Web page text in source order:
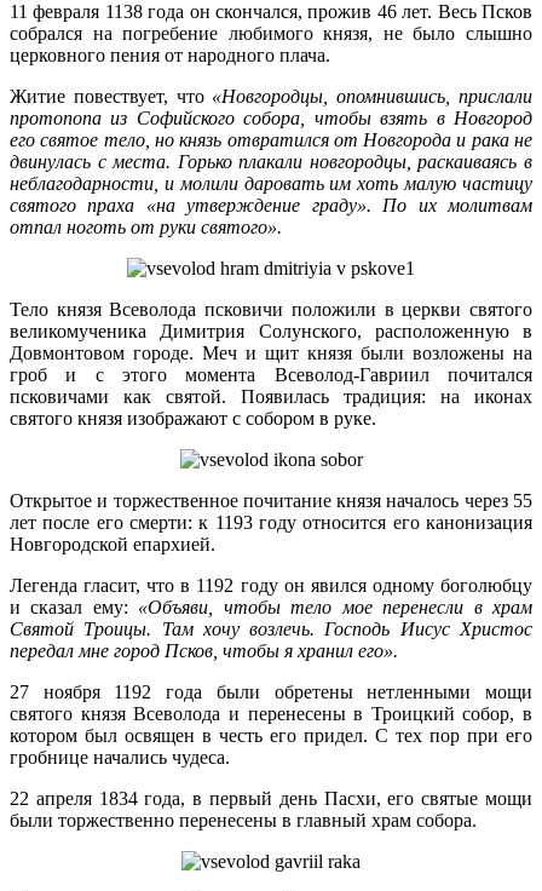
11 февраля 1138 года он скончался, прожив 46 лет. Весь Псков
собрался на погребение любимого князя, не было слышно
церковного пения от народного плача.
Житие повествует, что «Новгородцы, опомнившись, прислали
протопопа из Софийского собора, чтобы взять в Новгород
его святое тело, но князь отвратился от Новгорода и рака не
двинулась с места. Горько плакали новгородцы, раскаиваясь в
неблагодарности, и молили даровать им хоть малую частицу
святого праха «на утверждение граду». По их молитвам
отпал ноготь от руки святого».
Тело князя Всеволода псковичи положили в церкви святого
великомученика Димитрия Солунского, расположенную в
Довмонтовом городе. Меч и щит князя были возложены на
гроб и с этого момента Всеволод-Гавриил почитался
псковичами как святой. Появилась традиция: на иконах
святого князя изображают с собором в руке.
Открытое и торжественное почитание князя началось через 55
лет после его смерти: к 1193 году относится его канонизация
Новгородской епархией.
Легенда гласит, что в 1192 году он явился одному боголюбцу
и сказал ему: «Объяви, чтобы тело мое перенесли в храм
Святой Троицы. Там хочу возлечь. Господь Иисус Христос
передал мне город Псков, чтобы я хранил его».
27 ноября 1192 года были обретены нетленными мощи
святого князя Всеволода и перенесены в Троицкий собор, в
котором был освящен в честь его придел. С тех пор при его
гробнице начались чудеса.
22 апреля 1834 года, в первый день Пасхи, его святые мощи
были торжественно перенесены в главный храм собора.